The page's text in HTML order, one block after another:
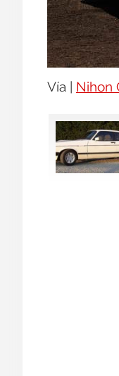
Vía | Nihon